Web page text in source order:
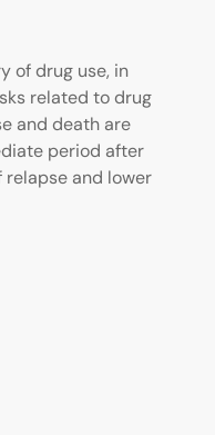
of drug use, in
related to drug
and death are
period after
relapse and lower